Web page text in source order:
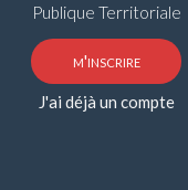
Publique Territoriale
m'inscrire
J'ai déjà un compte